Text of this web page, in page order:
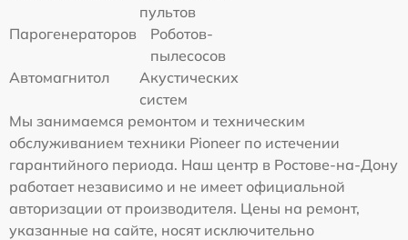
пультов
Парогенераторов
Роботов-
пылесосов
Автомагнитол
Акустических
систем
Мы занимаемся ремонтом и техническим
обслуживанием техники Pioneer по истечении
гарантийного периода. Наш центр в Ростове-на-Дону
работает независимо и не имеет официальной
авторизации от производителя. Цены на ремонт,
указанные на сайте, носят исключительно